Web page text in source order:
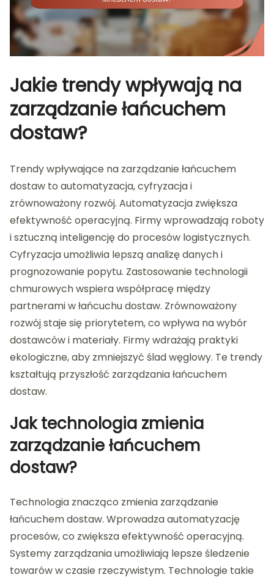
Jakie trendy wpływają na
zarządzanie łańcuchem
dostaw?
Trendy wpływające na zarządzanie łańcuchem
dostaw to automatyzacja, cyfryzacja i
zrównoważony rozwój. Automatyzacja zwiększa
efektywność operacyjną. Firmy wprowadzają roboty
i sztuczną inteligencję do procesów logistycznych.
Cyfryzacja umożliwia lepszą analizę danych i
prognozowanie popytu. Zastosowanie technologii
chmurowych wspiera współpracę między
partnerami w łańcuchu dostaw. Zrównoważony
rozwój staje się priorytetem, co wpływa na wybór
dostawców i materiały. Firmy wdrażają praktyki
ekologiczne, aby zmniejszyć ślad węglowy. Te trendy
kształtują przyszłość zarządzania łańcuchem
dostaw.
Jak technologia zmienia
zarządzanie łańcuchem
dostaw?
Technologia znacząco zmienia zarządzanie
łańcuchem dostaw. Wprowadza automatyzację
procesów, co zwiększa efektywność operacyjną.
Systemy zarządzania umożliwiają lepsze śledzenie
towarów w czasie rzeczywistym. Technologie takie